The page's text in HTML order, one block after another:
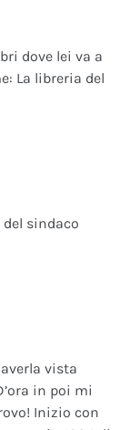
dove lei va a
La libreria del
sindaco
vista
in poi mi
Inizio con